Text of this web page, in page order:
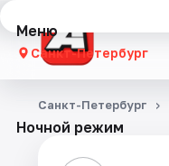
Меню
Санкт-Петербург
Концерты
Ночной режим
Санкт-Петербург